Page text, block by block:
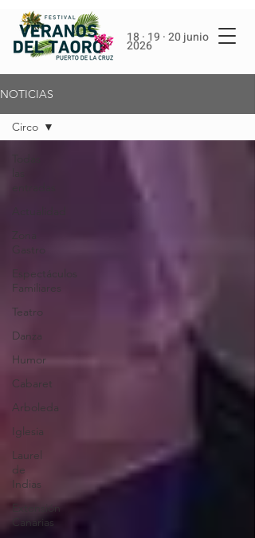
18 · 19 · 20 junio
2026
NOTICIAS
Espectáculos
Familiares
Teatro
Danza
Humor
Cabaret
Arboleda
Iglesia
Laurel
de
Indias
Extensión
Canarias
Circo